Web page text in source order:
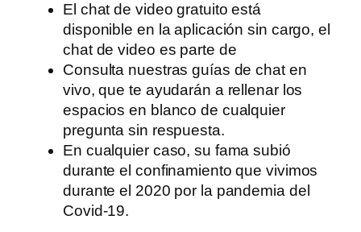
El chat de video gratuito está
disponible en la aplicación sin cargo, el
chat de video es parte de
Consulta nuestras guías de chat en
vivo, que te ayudarán a rellenar los
espacios en blanco de cualquier
pregunta sin respuesta.
En cualquier caso, su fama subió
durante el confinamiento que vivimos
durante el 2020 por la pandemia del
Covid-19.